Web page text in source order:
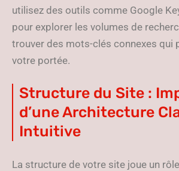
utilisez des outils comme Google
pour explorer les volumes de
trouver des mots-clés connexes qui
votre portée.
Structure du Site :
d’une Architecture
Intuitive
La structure de votre site joue un